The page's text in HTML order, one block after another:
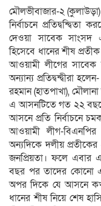
মৌলভীবাজার-২
নির্বাচনে
দেওয়া সাবেক সাংসদ
হিসেবে ধানের শীষ
আওয়ামী লীগের
অন্যান্য প্রতিদ্বন্দ্বীরা
রহমান (হাতপাখা),
এ আসনটিতে গত ২২
আসনে প্রতি নির্বাচনে
আওয়ামী লীগ-বিএনপির
অন্যদিকে দলীয়
জনপ্রিয়তা। ফলে এবার
বছর পর তাদের কোনো
অপর দিকে যে আসনে
ধানের শীষ নিয়ে শেষ